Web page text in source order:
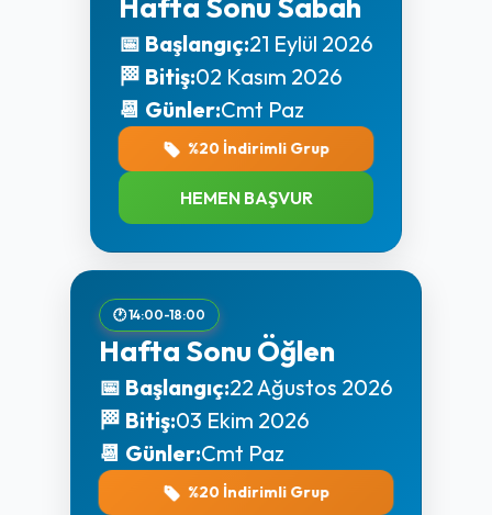
📅 Başlangıç:21 Eylül 2026
🏁 Bitiş:02 Kasım 2026
📆 Günler:Cmt Paz
%20 İndirimli Grup
HEMEN BAŞVUR
🕐 14:00-18:00
Hafta Sonu Öğlen
📅 Başlangıç:22 Ağustos 2026
🏁 Bitiş:03 Ekim 2026
📆 Günler:Cmt Paz
%20 İndirimli Grup